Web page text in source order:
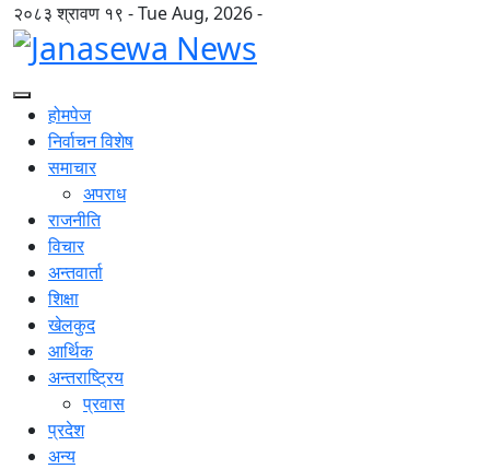
२०८३ श्रावण १९ - Tue Aug, 2026 -
होमपेज
निर्वाचन विशेष
समाचार
अपराध
राजनीति
विचार
अन्तवार्ता
शिक्षा
खेलकुद
आर्थिक
अन्तराष्ट्रिय
प्रवास
प्रदेश
अन्य